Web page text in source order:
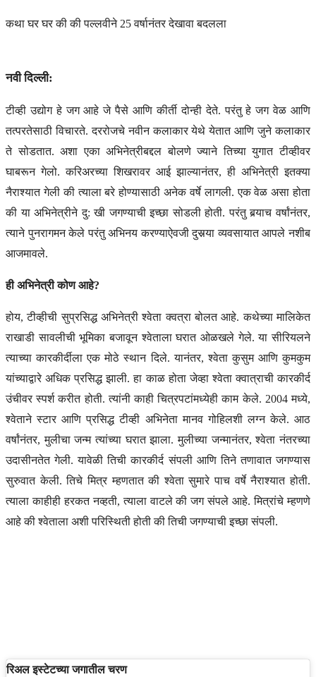
कथा घर घर की की पल्लवीने 25 वर्षानंतर देखावा बदलला
नवी दिल्ली:
टीव्ही उद्योग हे जग आहे जे पैसे आणि कीर्ती दोन्ही देते. परंतु हे जग वेळ आणि
तत्परतेसाठी विचारते. दररोजचे नवीन कलाकार येथे येतात आणि जुने कलाकार
ते सोडतात. अशा एका अभिनेत्रीबद्दल बोलणे ज्याने तिच्या युगात टीव्हीवर
घाबरून गेलो. करिअरच्या शिखरावर आई झाल्यानंतर, ही अभिनेत्री इतक्या
नैराश्यात गेली की त्याला बरे होण्यासाठी अनेक वर्षे लागली. एक वेळ असा होता
की या अभिनेत्रीने दु: खी जगण्याची इच्छा सोडली होती. परंतु बर्‍याच वर्षांनंतर,
त्याने पुनरागमन केले परंतु अभिनय करण्याऐवजी दुसर्‍या व्यवसायात आपले नशीब
आजमावले.
ही अभिनेत्री कोण आहे?
होय, टीव्हीची सुप्रसिद्ध अभिनेत्री श्वेता क्वत्रा बोलत आहे. कथेच्या मालिकेत
राखाडी सावलीची भूमिका बजावून श्वेताला घरात ओळखले गेले. या सीरियलने
त्याच्या कारकीर्दीला एक मोठे स्थान दिले. यानंतर, श्वेता कुसुम आणि कुमकुम
यांच्याद्वारे अधिक प्रसिद्ध झाली. हा काळ होता जेव्हा श्वेता क्वात्राची कारकीर्द
उंचीवर स्पर्श करीत होती. त्यांनी काही चित्रपटांमध्येही काम केले. 2004 मध्ये,
श्वेताने स्टार आणि प्रसिद्ध टीव्ही अभिनेता मानव गोहिलशी लग्न केले. आठ
वर्षांनंतर, मुलीचा जन्म त्यांच्या घरात झाला. मुलीच्या जन्मानंतर, श्वेता नंतरच्या
उदासीनतेत गेली. यावेळी तिची कारकीर्द संपली आणि तिने तणावात जगण्यास
सुरुवात केली. तिचे मित्र म्हणतात की श्वेता सुमारे पाच वर्षे नैराश्यात होती.
त्याला काहीही हरकत नव्हती, त्याला वाटले की जग संपले आहे. मित्रांचे म्हणणे
आहे की श्वेताला अशी परिस्थिती होती की तिची जगण्याची इच्छा संपली.
रिअल इस्टेटच्या जगातील चरण